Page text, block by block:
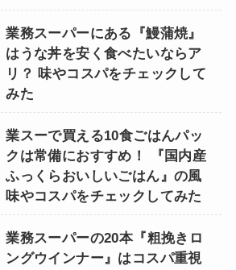
業務スーパーにある『鰻蒲焼』
はうな丼を安く食べたいならア
リ？ 味やコスパをチェックして
みた
業スーで買える10食ごはんパッ
クは常備におすすめ！ 『国内産
ふっくらおいしいごはん』の風
味やコスパをチェックしてみた
業務スーパーの20本『粗挽きロ
ングウインナー』はコスパ重視